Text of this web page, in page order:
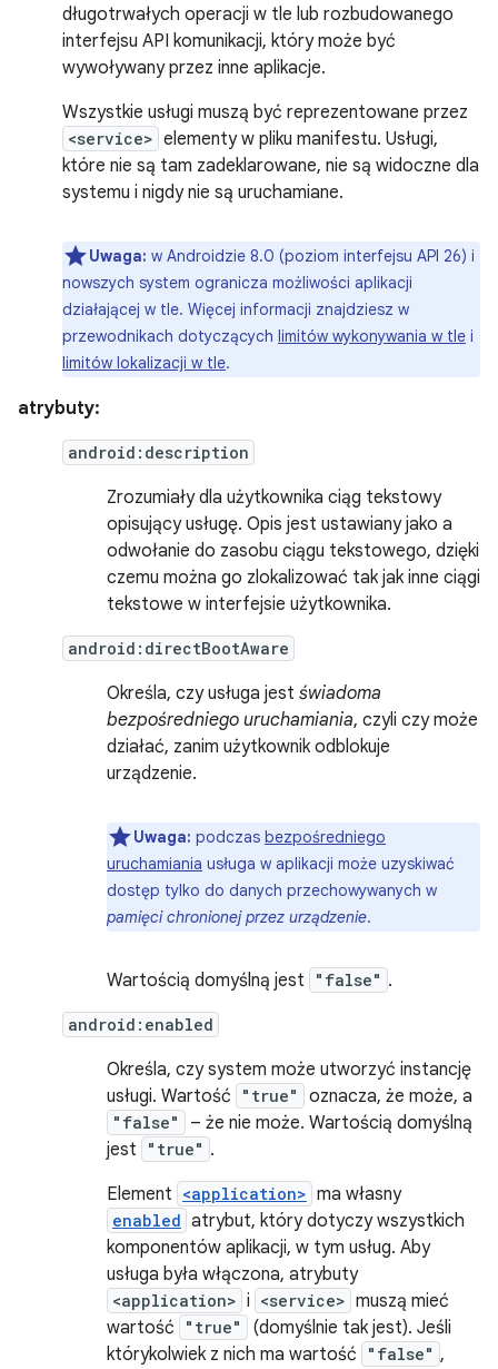
długotrwałych operacji w tle lub rozbudowanego
interfejsu API komunikacji, który może być
wywoływany przez inne aplikacje.
Wszystkie usługi muszą być reprezentowane przez
<service> elementy w pliku manifestu. Usługi,
które nie są tam zadeklarowane, nie są widoczne dla
systemu i nigdy nie są uruchamiane.
Uwaga: w Androidzie 8.0 (poziom interfejsu API 26) i
nowszych system ogranicza możliwości aplikacji
działającej w tle. Więcej informacji znajdziesz w
przewodnikach dotyczących limitów wykonywania w tle i
limitów lokalizacji w tle.
atrybuty:
android:description
Zrozumiały dla użytkownika ciąg tekstowy
opisujący usługę. Opis jest ustawiany jako a
odwołanie do zasobu ciągu tekstowego, dzięki
czemu można go zlokalizować tak jak inne ciągi
tekstowe w interfejsie użytkownika.
android:directBootAware
Określa, czy usługa jest świadoma
bezpośredniego uruchamiania, czyli czy może
działać, zanim użytkownik odblokuje
urządzenie.
Uwaga: podczas bezpośredniego
uruchamiania usługa w aplikacji może uzyskiwać
dostęp tylko do danych przechowywanych w
pamięci chronionej przez urządzenie.
Wartością domyślną jest "false" .
android:enabled
Określa, czy system może utworzyć instancję
usługi. Wartość
"true" oznacza, że może, a
"false"
– że nie może. Wartością domyślną
jest
"true" .
Element <application> ma własny
enabled atrybut, który dotyczy wszystkich
komponentów aplikacji, w tym usług. Aby
usługa była włączona, atrybuty
<application> i <service> muszą mieć
wartość
"true"
(domyślnie tak jest). Jeśli
którykolwiek z nich ma wartość
"false" ,